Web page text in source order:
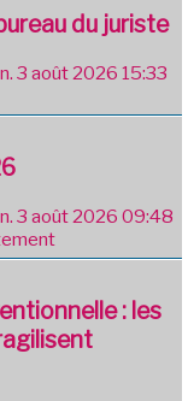
du juriste
3 août 2026 15:33
3 août 2026 09:48
: les